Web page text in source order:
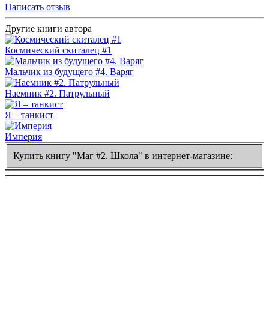
Написать отзыв
Другие книги автора
Космический скиталец #1
Мальчик из будущего #4. Варяг
Наемник #2. Патрульный
Я – танкист
Империя
Купить книгу "Маг #2. Школа" в интернет-магазине: